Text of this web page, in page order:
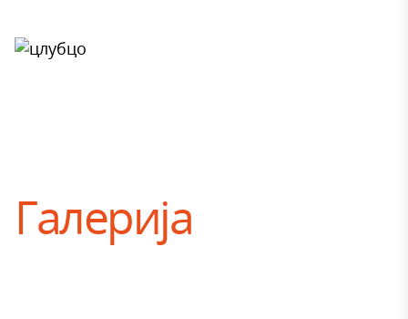
Галерија